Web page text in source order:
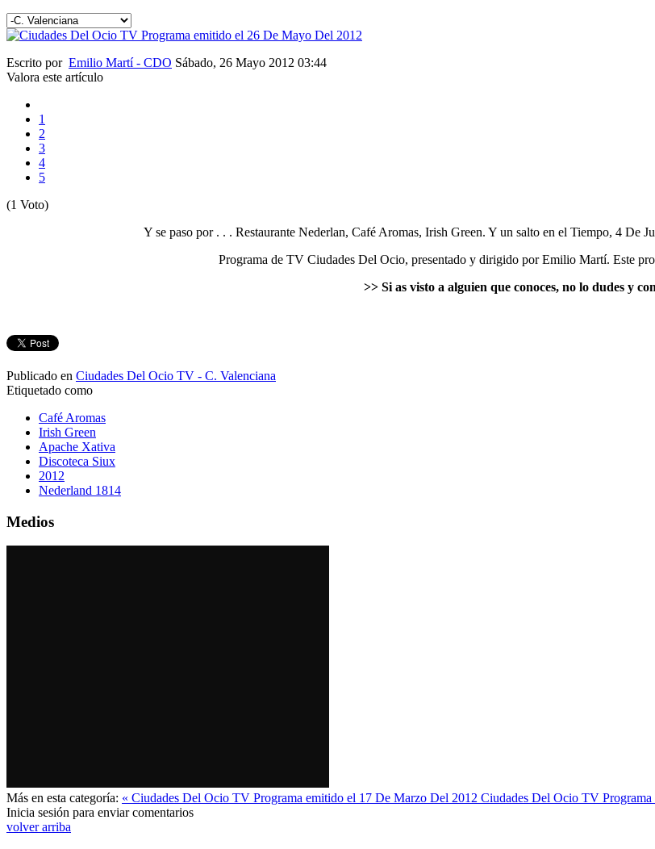
Escrito por Emilio Martí - CDO Sábado, 26 Mayo 2012 03:44
Valora este artículo
1
2
3
4
5
(1 Voto)
Y se paso por . . . Restaurante Nederlan, Café Aromas, Irish Green. Y un salto en el Tiempo, 4 De
Programa de TV Ciudades Del Ocio, presentado y dirigido por Emilio Martí. Este
>> Si as visto a alguien que conoces, no lo dudes y
Publicado en Ciudades Del Ocio TV - C. Valenciana
Etiquetado como
Café Aromas
Irish Green
Apache Xativa
Discoteca Siux
2012
Nederland 1814
Medios
Más en esta categoría: « Ciudades Del Ocio TV Programa emitido el 17 De Marzo Del 2012 Ciudades Del Ocio TV
Inicia sesión para enviar comentarios
volver arriba